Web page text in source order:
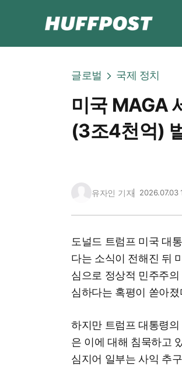
글로벌 국제 정치
미국 MAGA
(3조4천억)
유자인 기자 2026.07.03
도널드 트럼프 미국 대
다는 소식이 전해진 뒤
심으로 정상적 민주주
심하다는 혹평이 쏟아
하지만 트럼프 대통령
은 이에 대해 침묵하고
심지어 일부는 사익 추